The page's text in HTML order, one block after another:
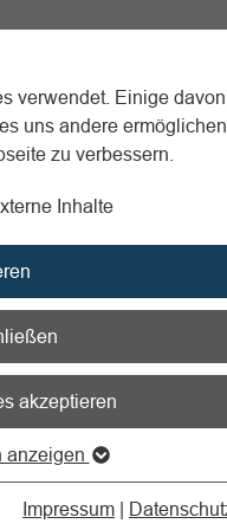
verwendet. Einige davon
uns andere
zu verbessern.
Inhalte
akzeptieren
anzeigen
Impressum |
man
Seite